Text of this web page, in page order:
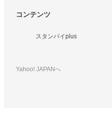
コンテンツ
スタンバイplus
Yahoo! JAPANへ